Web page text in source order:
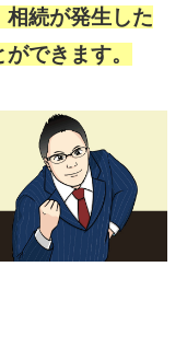
続が発生した
できます。